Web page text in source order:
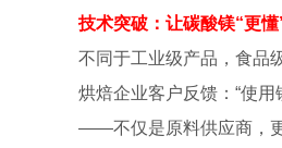
技术突破：让碳酸镁“更
不同于工业级产品，食品
烘焙企业客户反馈：“使
——不仅是原料供应商，